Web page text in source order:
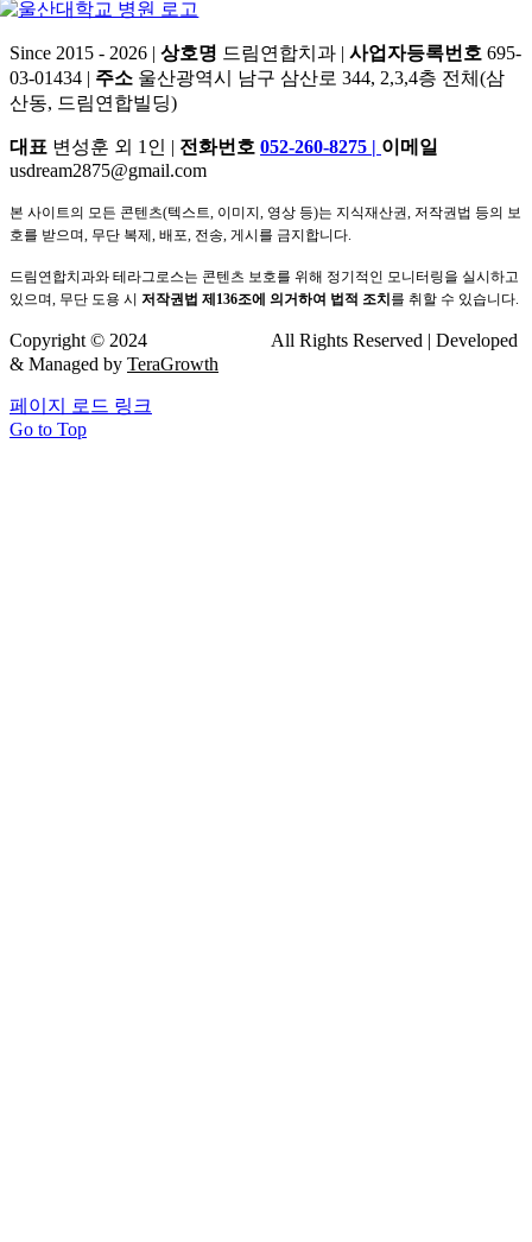
Since 2015 - 2026 | 상호명 드림연합치과 | 사업자등록번호 695-
03-01434 | 주소 울산광역시 남구 삼산로 344, 2,3,4층 전체(삼
산동, 드림연합빌딩)
대표 변성훈 외 1인 | 전화번호 052-260-8275 | 이메일
usdream2875@gmail.com
본 사이트의 모든 콘텐츠(텍스트, 이미지, 영상 등)는 지식재산권, 저작권법 등의 보
호를 받으며, 무단 복제, 배포, 전송, 게시를 금지합니다.
드림연합치과와 테라그로스는 콘텐츠 보호를 위해 정기적인 모니터링을 실시하고
있으며, 무단 도용 시 저작권법 제136조에 의거하여 법적 조치 를 취할 수 있습니다.
Copyright © 2024
All Rights Reserved | Developed
& Managed by TeraGrowth
페이지 로드 링크
Go to Top